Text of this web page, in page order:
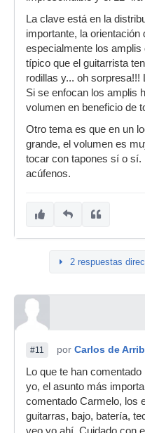
La clave está en la
importante, la
especialmente los
típico que el guitarrista
rodillas y... oh sorpresa!!!
Si se enfocan los amplis
volumen en beneficio de
Otro tema es que en un
grande, el volumen es
tocar con tapones sí o
acúfenos.
2 respuestas
#11 por Carlos de
Lo que te han
yo, el asunto más
comentado Carmelo, los
guitarras, bajo, batería,